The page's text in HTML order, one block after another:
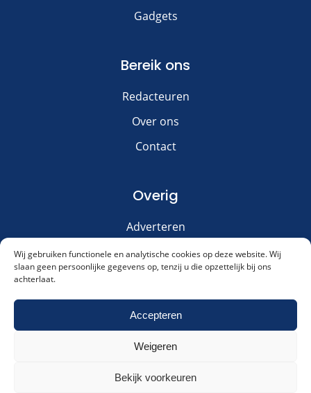
Wij gebruiken functionele en analytische cookies op deze website. Wij
slaan geen persoonlijke gegevens op, tenzij u die opzettelijk bij ons
achterlaat.
Accepteren
Weigeren
Bekijk voorkeuren
Gadgets
Bereik ons
Redacteuren
Over ons
Contact
Overig
Adverteren
Disclaimer
Privacy & Cookies
Meld je aan voor onze nieuwsbrief!
Akkoord met onsprivacybeleid
Meld me aan!